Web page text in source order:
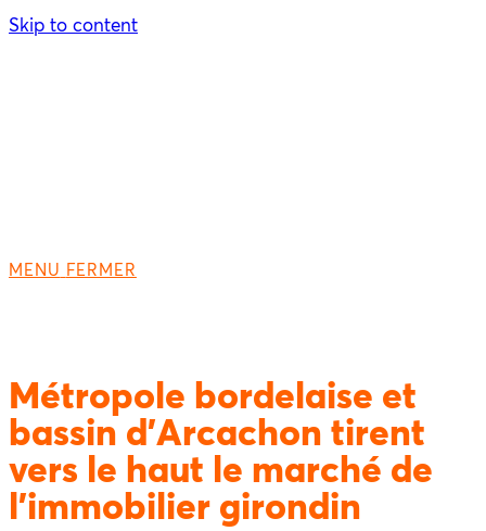
Skip to content
MENU FERMER
Métropole bordelaise et
bassin d’Arcachon tirent
vers le haut le marché de
l’immobilier girondin